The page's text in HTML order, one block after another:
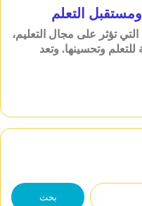
ومستقبل التعلم
التي تؤثر على مجال التعليم،
وتحسينها. وتعد
البحث